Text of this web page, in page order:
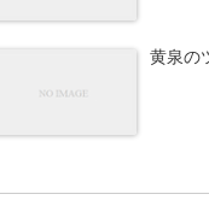
黄泉の